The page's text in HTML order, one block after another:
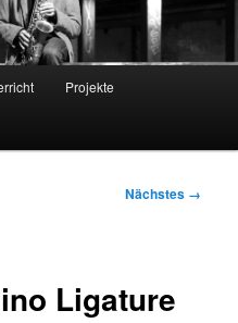
Projekte
Nächstes →
Ligature